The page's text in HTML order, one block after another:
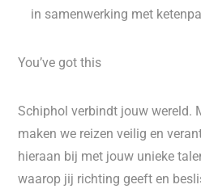
in samenwerking met
You’ve got this
Schiphol verbindt jouw wereld.
maken we reizen veilig en
hieraan bij met jouw unieke
waarop jij richting geeft en